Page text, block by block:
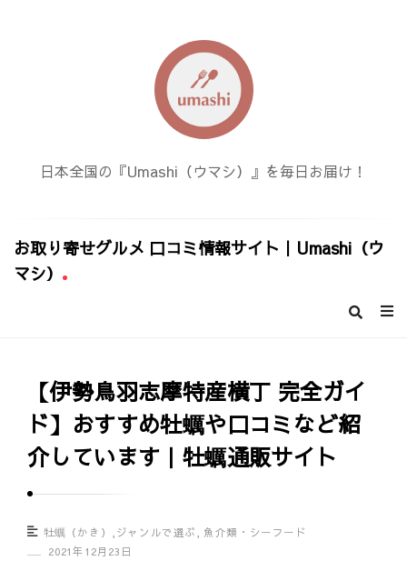
日本全国の『Umashi（ウマシ）』を毎日お届け！
お取り寄せグルメ 口コミ情報サイト｜Umashi（ウ
マシ）
ル
コ
ミ
【伊勢鳥羽志摩特産横丁 完全ガイ
ド】おすすめ牡蠣や口コミなど紹
介しています｜牡蠣通販サイト
牡蠣（かき） ジャンルで選ぶ
魚介類・シーフード
2021年12月23日